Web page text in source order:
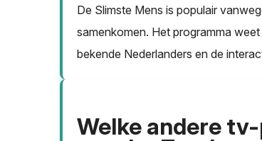
De Slimste Mens is populair
samenkomen. Het programma
bekende Nederlanders en de
Welke andere